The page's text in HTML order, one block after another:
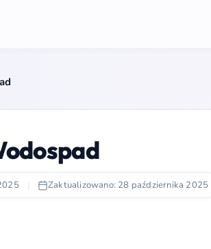
| Zaktualizowano: 28 października 2025